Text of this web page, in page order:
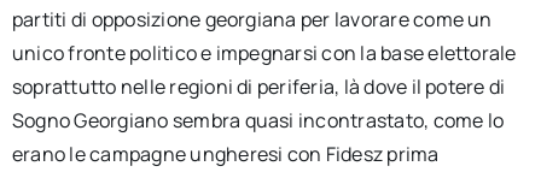
partiti di opposizione georgiana per lavorare come un
unico fronte politico e impegnarsi con la base elettorale
soprattutto nelle regioni di periferia, là dove il potere di
Sogno Georgiano sembra quasi incontrastato, come lo
erano le campagne ungheresi con Fidesz prima